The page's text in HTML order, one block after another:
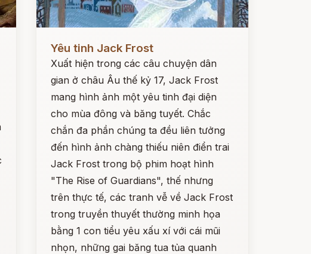
Yêu tinh Jack Frost
Xuất hiện trong các câu chuyện dân
gian ở châu Âu thế kỷ 17, Jack Frost
mang hình ảnh một yêu tinh đại diện
cho mùa đông và băng tuyết. Chắc
chắn đa phần chúng ta đều liên tưởng
đến hình ảnh chàng thiếu niên điển trai
Jack Frost trong bộ phim hoạt hình
"The Rise of Guardians", thế nhưng
trên thực tế, các tranh vễ về Jack Frost
trong truyền thuyết thường minh họa
bằng 1 con tiểu yêu xấu xí với cái mũi
nhọn, những gai băng tua tủa quanh